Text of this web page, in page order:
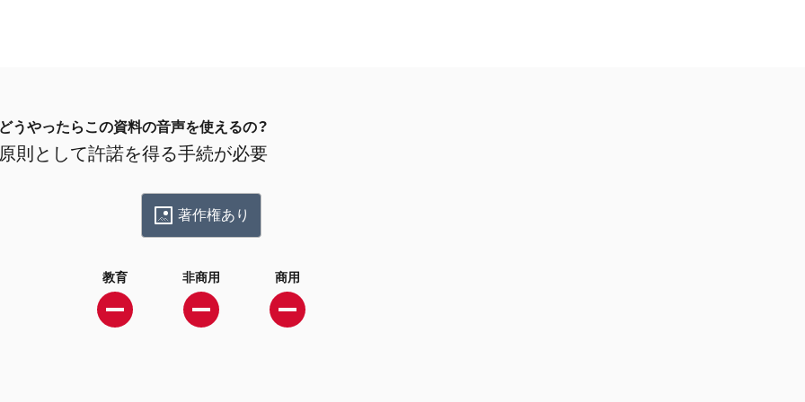
どうやったらこの資料の音声を使えるの？
原則として許諾を得る手続が必要
著作権あり
教育 非商用 商用